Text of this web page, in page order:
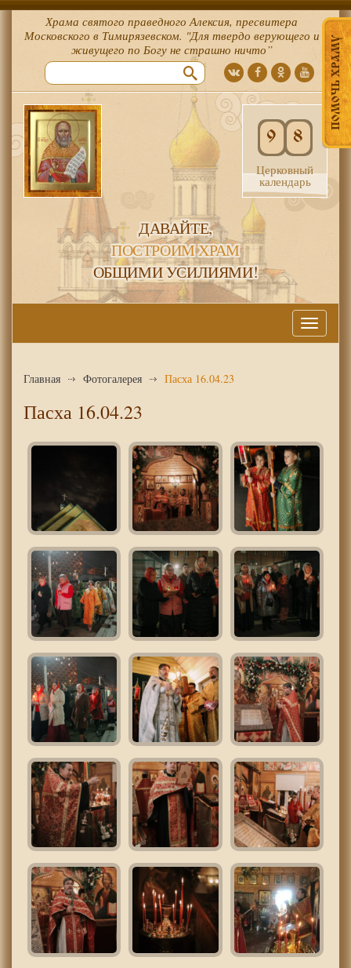
ПОМОЧЬ ХРАМУ
Храма святого праведного Алексия, пресвитера
Московского в Тимирязевском. "Для твердо верующего и
живущего по Богу не страшно ничто”
9 8
Церковный
календарь
ДАВАЙТЕ,
ПОСТРОИМ ХРАМ
ОБЩИМИ УСИЛИЯМИ!
Меню
Главная Фотогалерея Пасха 16.04.23
Пасха 16.04.23